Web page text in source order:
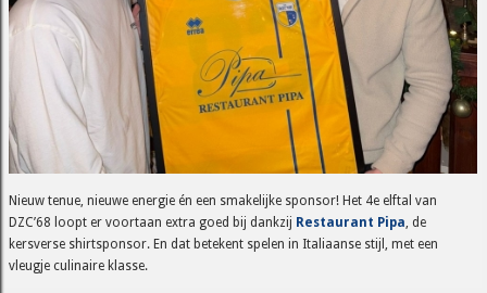
Nieuw tenue, nieuwe energie én een smakelijke sponsor! Het 4e elftal van
DZC’68 loopt er voortaan extra goed bij dankzij Restaurant Pipa , de
kersverse shirtsponsor. En dat betekent spelen in Italiaanse stijl, met een
vleugje culinaire klasse.